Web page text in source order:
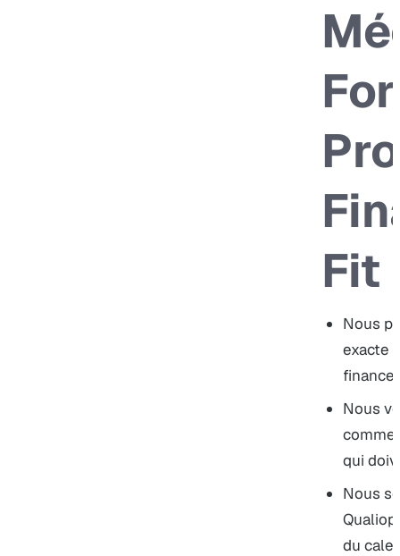
Fit
Nous
exacte
Nous
qui
Nous
du